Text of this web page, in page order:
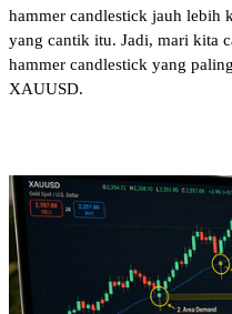
hammer candlestick jauh lebih
yang cantik itu. Jadi, mari kita
hammer candlestick yang
XAUUSD.